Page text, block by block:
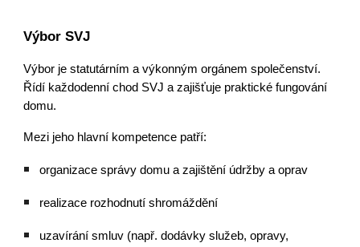
Výbor SVJ
Výbor je statutárním a výkonným orgánem společenství.
Řídí každodenní chod SVJ a zajišťuje praktické fungování
domu.
Mezi jeho hlavní kompetence patří:
organizace správy domu a zajištění údržby a oprav
realizace rozhodnutí shromáždění
uzavírání smluv (např. dodávky služeb, opravy,